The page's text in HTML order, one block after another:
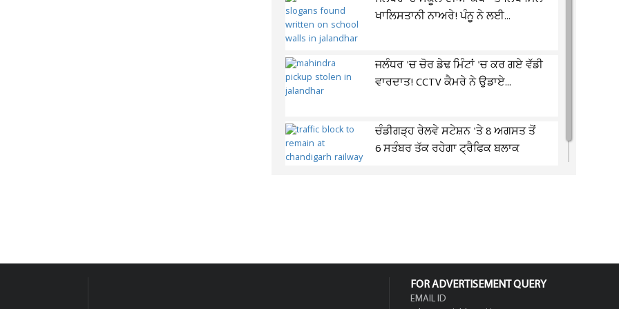
ਖਾਲਿਸਤਾਨੀ ਨਾਅਰੇ! ਪੰਨੂ ਨੇ ਲਈ...
ਜਲੰਧਰ 'ਚ ਚੋਰ ਡੇਢ ਮਿੰਟਾਂ 'ਚ ਕਰ ਗਏ ਵੱਡੀ
ਵਾਰਦਾਤ! CCTV ਕੈਮਰੇ ਨੇ ਉਡਾਏ...
ਚੰਡੀਗੜ੍ਹ ਰੇਲਵੇ ਸਟੇਸ਼ਨ 'ਤੇ 8 ਅਗਸਤ ਤੋਂ
6 ਸਤੰਬਰ ਤੱਕ ਰਹੇਗਾ ਟ੍ਰੈਫਿਕ ਬਲਾਕ
FOR ADVERTISEMENT QUERY
EMAIL ID